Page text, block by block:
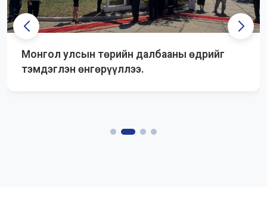
Монгол улсын төрийн далбааны өдрийг
тэмдэглэн өнгөрүүллээ.